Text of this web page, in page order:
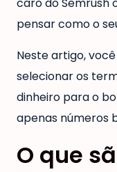
caro do Semrush
pensar como o
Neste artigo,
selecionar os
dinheiro para o
apenas números
O que